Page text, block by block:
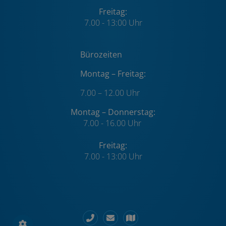
Freitag:
7.00 - 13:00 Uhr
Bürozeiten
Montag – Freitag:
7.00 – 12.00 Uhr
Montag – Donnerstag:
7.00 - 16.00 Uhr
Freitag:
7.00 - 13:00 Uhr